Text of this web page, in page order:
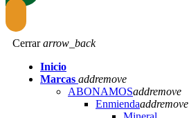
Cerrararrow_back
Inicio
Marcas addremove
ABONAMOSaddremove
Enmiendaaddremove